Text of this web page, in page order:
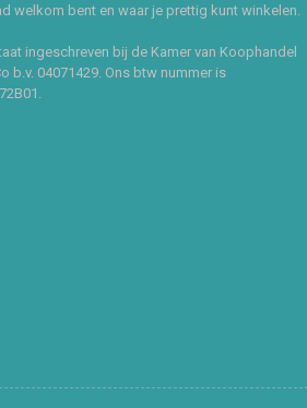
welkom bent en waar je prettig kunt winkelen.
ingeschreven bij de Kamer van Koophandel
b.v. 04071429. Ons btw nummer is